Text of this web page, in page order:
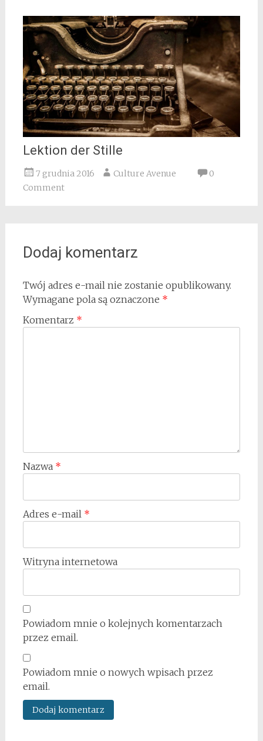
Lektion der Stille
7 grudnia 2016 Culture Avenue
0
Comment
Dodaj komentarz
Twój adres e-mail nie zostanie opublikowany.
Wymagane pola są oznaczone *
Komentarz *
Nazwa *
Adres e-mail *
Witryna internetowa
Powiadom mnie o kolejnych komentarzach
przez email.
Powiadom mnie o nowych wpisach przez
email.